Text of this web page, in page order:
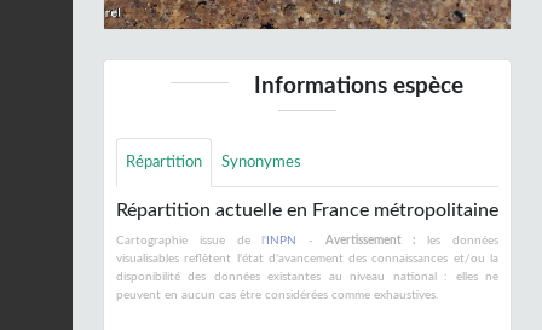
Informations espèce
Répartition Synonymes
Répartition actuelle en France métropolitaine
Cartographie issue de l' INPN - Avertissement : les données
visualisables reflètent l'état d'avancement des connaissances et/ou la
disponibilité des données existantes au niveau national : elles ne
peuvent en aucun cas être considérées comme exhaustives.